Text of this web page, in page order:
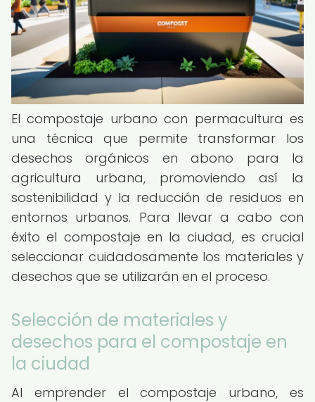
El compostaje urbano con permacultura es
una técnica que permite transformar los
desechos orgánicos en abono para la
agricultura urbana, promoviendo así la
sostenibilidad y la reducción de residuos en
entornos urbanos. Para llevar a cabo con
éxito el compostaje en la ciudad, es crucial
seleccionar cuidadosamente los materiales y
desechos que se utilizarán en el proceso.
Selección de materiales y
desechos para el compostaje en
la ciudad
Al emprender el compostaje urbano, es